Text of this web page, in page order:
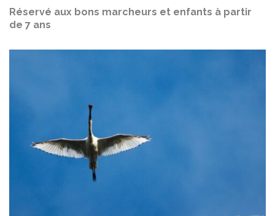
Réservé aux bons marcheurs et enfants à partir
de 7 ans